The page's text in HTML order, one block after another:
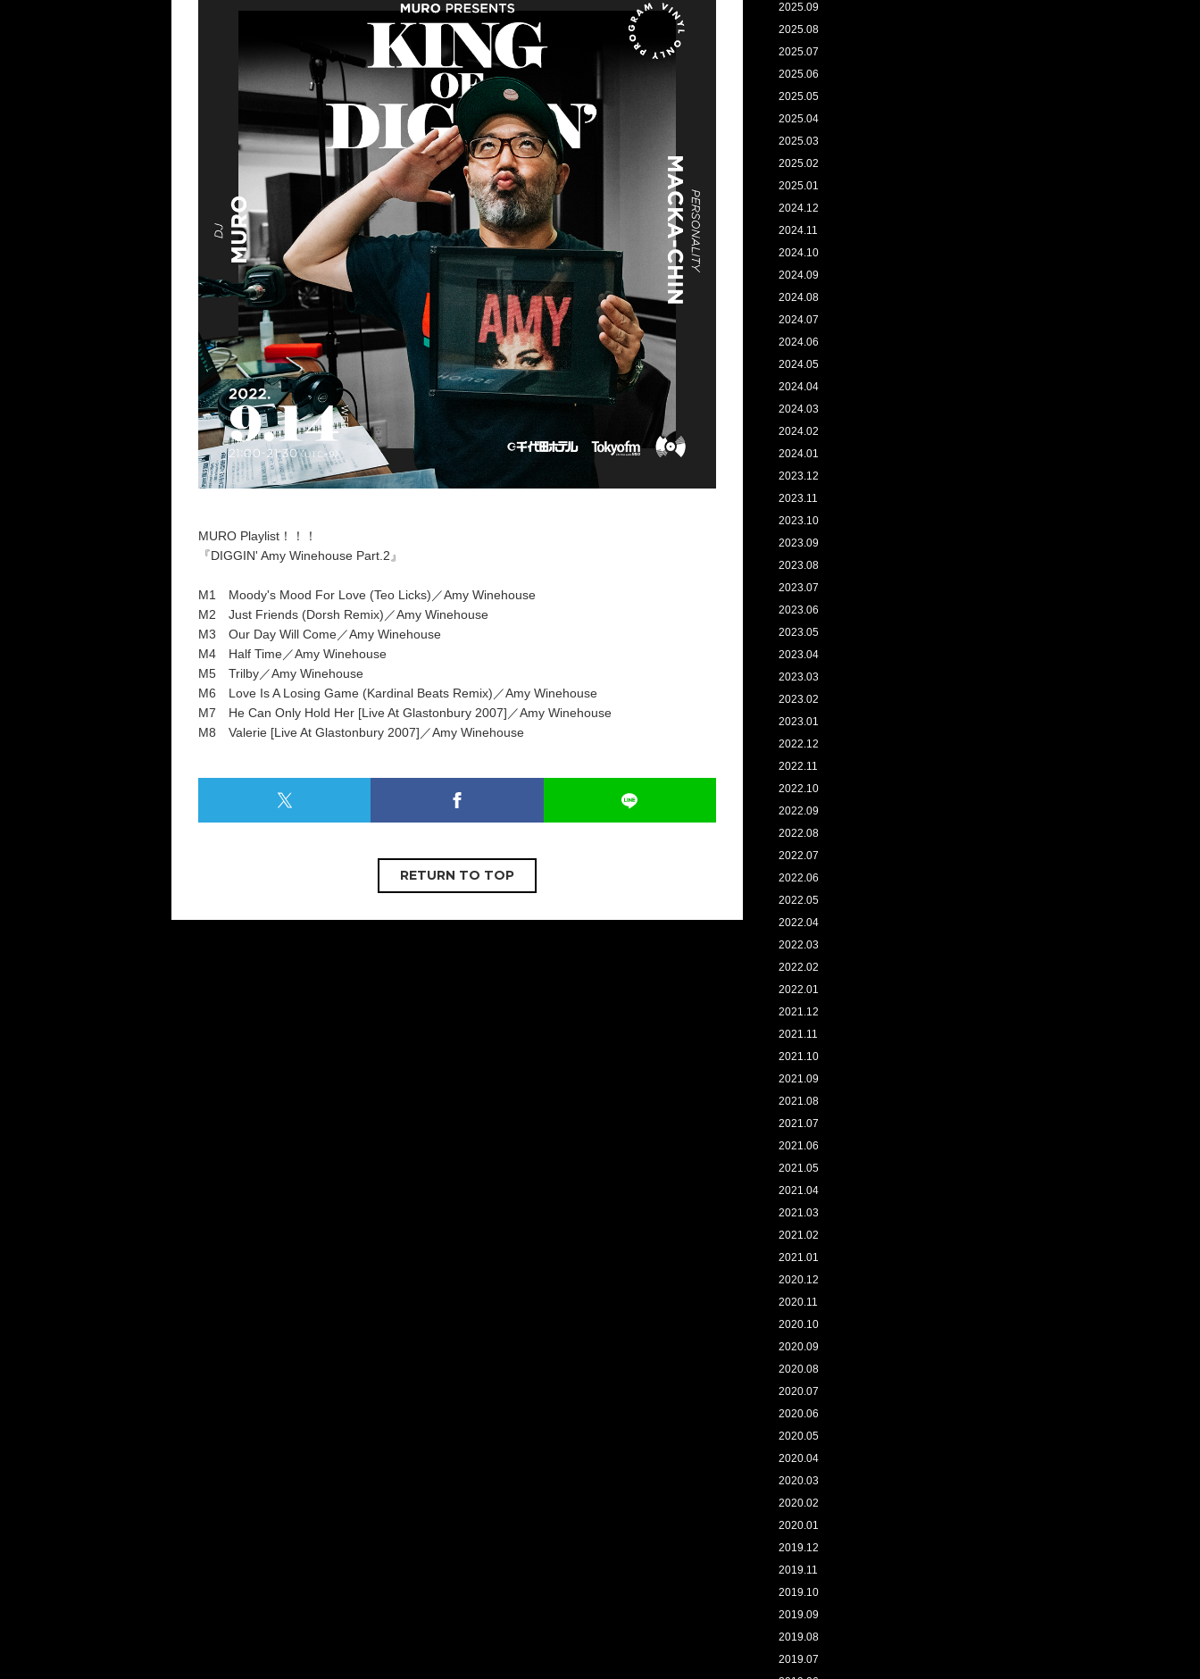
MURO Playlist！！！
『DIGGIN' Amy Winehouse Part.2』
M1 Moody's Mood For Love (Teo Licks)／Amy Winehouse
M2 Just Friends (Dorsh Remix)／Amy Winehouse
M3 Our Day Will Come／Amy Winehouse
M4 Half Time／Amy Winehouse
M5 Trilby／Amy Winehouse
M6 Love Is A Losing Game (Kardinal Beats Remix)／Amy Winehouse
M7 He Can Only Hold Her [Live At Glastonbury 2007]／Amy Winehouse
M8 Valerie [Live At Glastonbury 2007]／Amy Winehouse
RETURN TO TOP
2025.09
2025.08
2025.07
2025.06
2025.05
2025.04
2025.03
2025.02
2025.01
2024.12
2024.11
2024.10
2024.09
2024.08
2024.07
2024.06
2024.05
2024.04
2024.03
2024.02
2024.01
2023.12
2023.11
2023.10
2023.09
2023.08
2023.07
2023.06
2023.05
2023.04
2023.03
2023.02
2023.01
2022.12
2022.11
2022.10
2022.09
2022.08
2022.07
2022.06
2022.05
2022.04
2022.03
2022.02
2022.01
2021.12
2021.11
2021.10
2021.09
2021.08
2021.07
2021.06
2021.05
2021.04
2021.03
2021.02
2021.01
2020.12
2020.11
2020.10
2020.09
2020.08
2020.07
2020.06
2020.05
2020.04
2020.03
2020.02
2020.01
2019.12
2019.11
2019.10
2019.09
2019.08
2019.07